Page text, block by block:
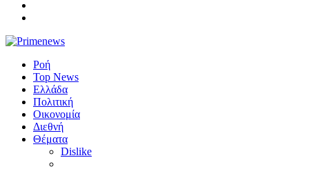
Ροή
Top News
Ελλάδα
Πολιτική
Οικονομία
Διεθνή
Θέματα
Dislike